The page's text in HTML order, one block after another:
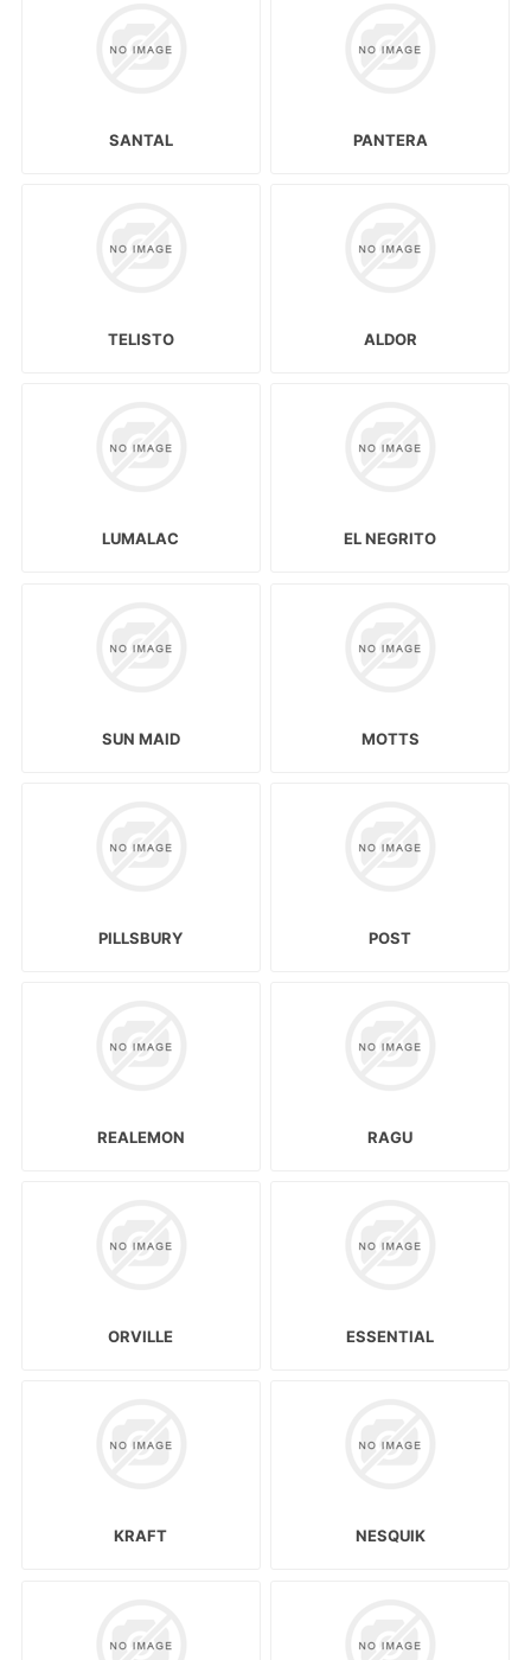
SANTAL PANTERA
TELISTO ALDOR
LUMALAC EL NEGRITO
SUN MAID MOTTS
PILLSBURY POST
REALEMON RAGU
ORVILLE ESSENTIAL
KRAFT NESQUIK